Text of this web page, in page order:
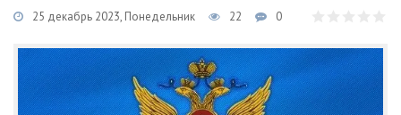
25 декабрь 2023, Понедельник 22 0